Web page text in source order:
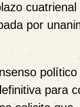
por
para